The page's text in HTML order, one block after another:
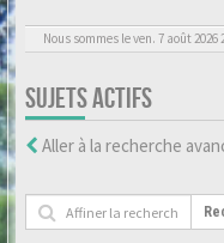
Nous sommes le ven. 7 août 2026
SUJETS ACTIFS
Aller à la recherche